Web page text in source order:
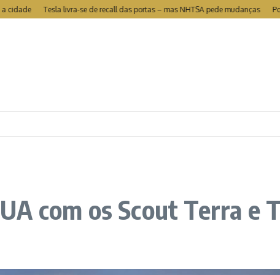
Tesla livra-se de recall das portas – mas NHTSA pede mudanças Portugal
com os Scout Terra e